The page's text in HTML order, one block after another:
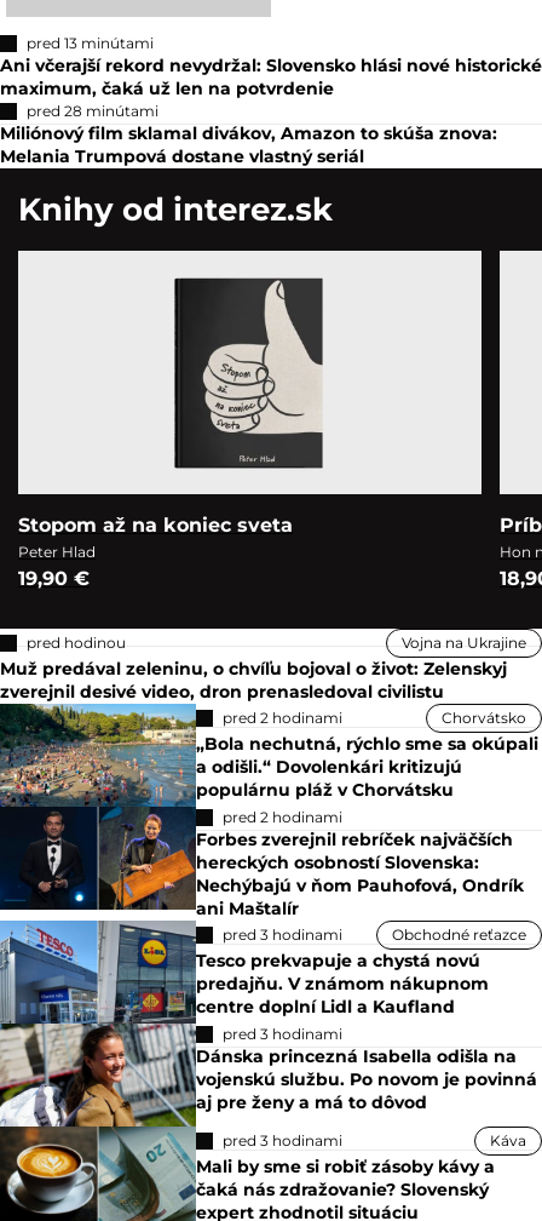
pred 13 minútami
Ani včerajší rekord nevydržal: Slovensko hlási nové historické
maximum, čaká už len na potvrdenie
pred 28 minútami
Miliónový film sklamal divákov, Amazon to skúša znova:
Melania Trumpová dostane vlastný seriál
Knihy od interez.sk
Stopom až na koniec sveta
Peter Hlad
19,90 €
Hon
pred hodinou Vojna na Ukrajine
Muž predával zeleninu, o chvíľu bojoval o život: Zelenskyj
zverejnil desivé video, dron prenasledoval civilistu
pred 2 hodinami Chorvátsko
„Bola nechutná, rýchlo sme sa okúpali
a odišli.“ Dovolenkári kritizujú
populárnu pláž v Chorvátsku
pred 2 hodinami
Forbes zverejnil rebríček najväčších
hereckých osobností Slovenska:
Nechýbajú v ňom Pauhofová, Ondrík
ani Maštalír
pred 3 hodinami Obchodné reťazce
Tesco prekvapuje a chystá novú
predajňu. V známom nákupnom
centre doplní Lidl a Kaufland
pred 3 hodinami
Dánska princezná Isabella odišla na
vojenskú službu. Po novom je povinná
aj pre ženy a má to dôvod
pred 3 hodinami Káva
Mali by sme si robiť zásoby kávy a
čaká nás zdražovanie? Slovenský
expert zhodnotil situáciu